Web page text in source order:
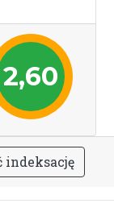
2,60
indeksację